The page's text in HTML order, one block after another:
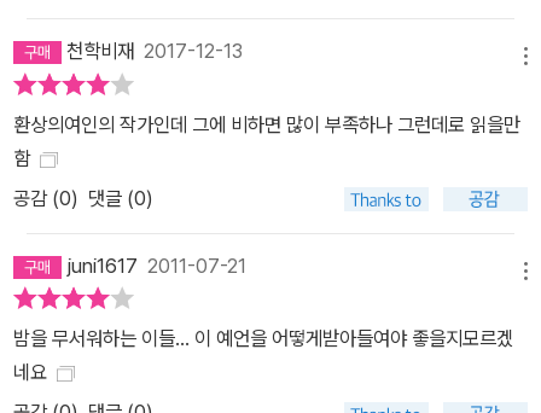
천학비재 2017-12-13
환상의여인의 작가인데 그에 비하면 많이 부족하나 그런데로 읽을만
함
공감 (0) 댓글 (0)
juni1617 2011-07-21
밤을 무서워하는 이들... 이 예언을 어떻게받아들여야 좋을지모르겠
네요